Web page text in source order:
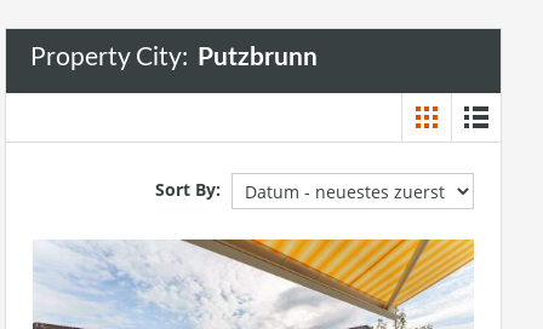
Property City: Putzbrunn
Sort By: